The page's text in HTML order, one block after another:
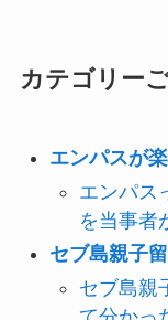
カテゴリー
エンパスが
エンパス
を当事者
セブ島親子
セブ島親